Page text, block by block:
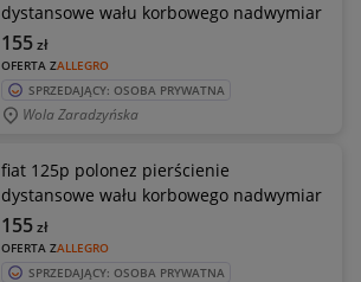
dystansowe wału korbowego nadwymiar
OFERTA ZALLEGRO
155zł
SPRZEDAJĄCY: OSOBA PRYWATNA
Wola Zaradzyńska
fiat 125p polonez pierścienie
dystansowe wału korbowego nadwymiar
OFERTA ZALLEGRO
155zł
SPRZEDAJĄCY: OSOBA PRYWATNA